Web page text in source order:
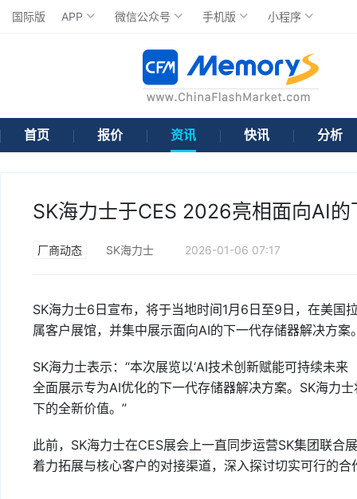
国际版 APP 微信公众号 手机版 小程序
首页 报价 资讯 快讯 分析
SK海力士于CES 2026亮相面向AI
厂商动态 SK海力士 2026-01-06 07:17
SK海力士6日宣布，将于当地时间1月6日至9日，在美国
属客户展馆，并集中展示面向AI的下一代存储器解决方案
SK海力士表示：“本次展览以‘AI技术创新赋能可持续未
全面展示专为AI优化的下一代存储器解决方案。SK海力
下的全新价值。”
此前，SK海力士在CES展会上一直同步运营SK集团联
着力拓展与核心客户的对接渠道，深入探讨切实可行的合